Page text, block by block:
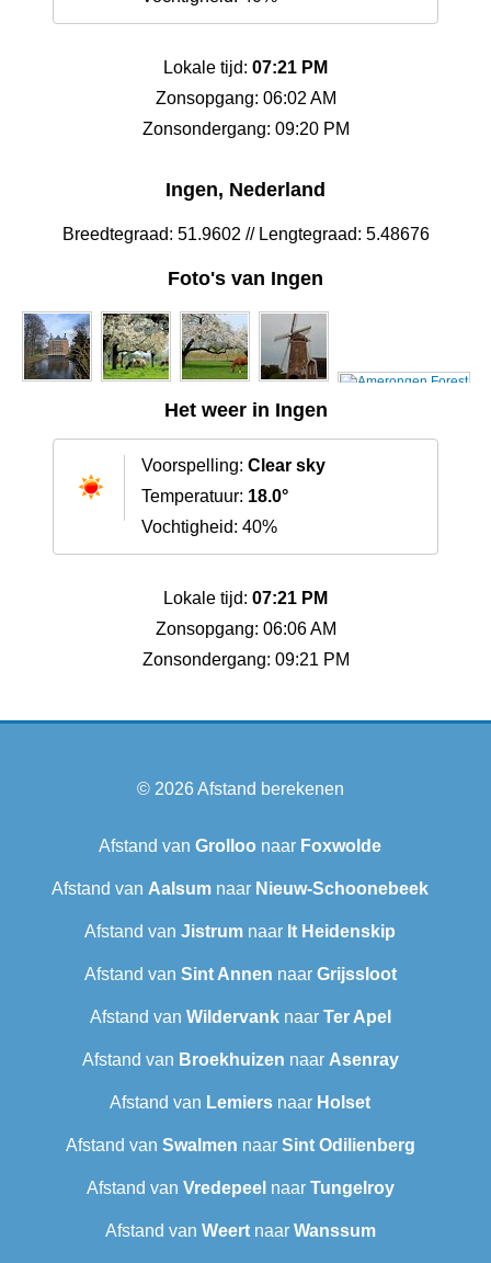
Lokale tijd: 07:21 PM
Zonsopgang: 06:02 AM
Zonsondergang: 09:20 PM
Ingen, Nederland
Breedtegraad: 51.9602 // Lengtegraad: 5.48676
Foto's van Ingen
Het weer in Ingen
Voorspelling: Clear sky
Temperatuur: 18.0°
Vochtigheid: 40%
Lokale tijd: 07:21 PM
Zonsopgang: 06:06 AM
Zonsondergang: 09:21 PM
© 2026Afstand berekenen
Afstand van Grolloo naar Foxwolde
Afstand van Aalsum naar Nieuw-Schoonebeek
Afstand van Jistrum naar It Heidenskip
Afstand van Sint Annen naar Grijssloot
Afstand van Wildervanknaar Ter Apel
Afstand van Broekhuizen naar Asenray
Afstand van Lemiers naar Holset
Afstand van Swalmen naar Sint Odilienberg
Afstand van Vredepeel naar Tungelroy
Afstand van Weertnaar Wanssum